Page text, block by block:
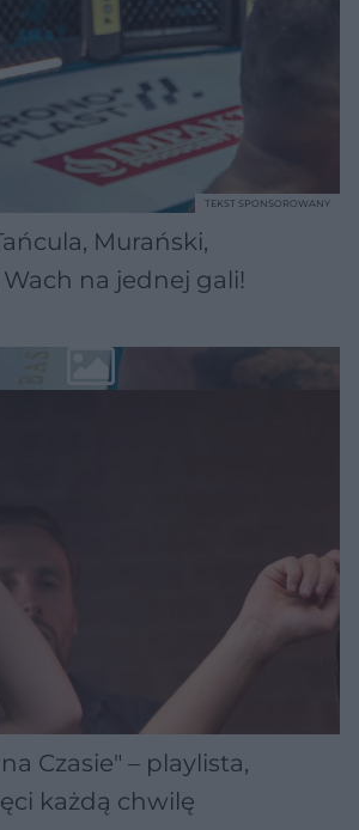
Murański,
na jednej gali!
TEKST SPONSOROWANY
Czasie" – playlista,
każdą chwilę